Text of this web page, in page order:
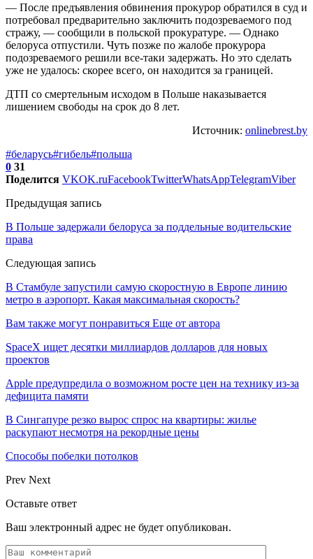
— После предъявления обвинения прокурор обратился в суд и
потребовал предварительно заключить подозреваемого под
стражу, — сообщили в польской прокуратуре. — Однако
белоруса отпустили. Чуть позже по жалобе прокурора
подозреваемого решили все-таки задержать. Но это сделать
уже не удалось: скорее всего, он находится за границей.
ДТП со смертельным исходом в Польше наказывается
лишением свободы на срок до 8 лет.
Источник: onlinebrest.by
#беларусь#гибель#польша
0 31
Поделится VKOK.ruFacebookTwitterWhatsAppTelegramViber
Предыдущая запись
В Польше задержали белоруса за поддельные водительские
права
Следующая запись
В Стамбуле запустили самую скоростную в Европе линию
метро в аэропорт. Какая максимальная скорость?
Вам также могут понравиться Еще от автора
SpaceX ищет десятки миллиардов долларов для новых
проектов
Apple предупредила о возможном росте цен на технику из-за
дефицита памяти
В Сингапуре резко вырос спрос на квартиры: жилье
раскупают несмотря на рекордные цены
Способы побелки потолков
Prev Next
Оставьте ответ
Ваш электронный адрес не будет опубликован.